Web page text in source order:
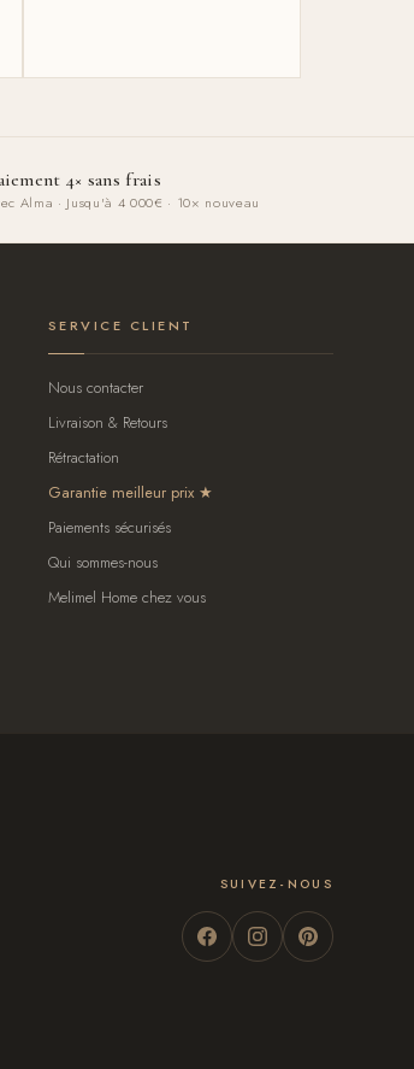
4× sans frais
Alma · Jusqu'à 4 000€ · 10× nouveau
SERVICE CLIENT
Nous contacter
Livraison & Retours
Rétractation
Garantie meilleur prix
Paiements sécurisés
Qui sommes-nous
Melimel Home chez vous
SUIVEZ-NOUS